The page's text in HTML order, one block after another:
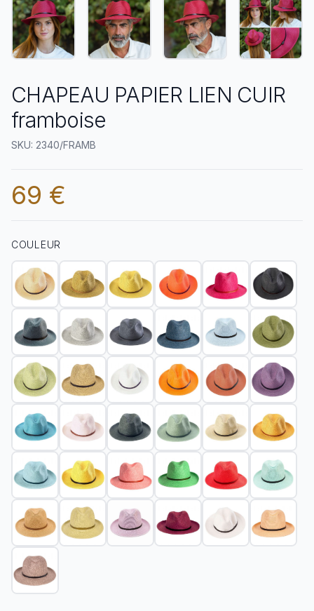
CHAPEAU PAPIER LIEN CUIR
framboise
SKU: 2340/FRAMB
69 €
COULEUR